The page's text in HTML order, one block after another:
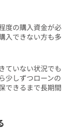
度の購入資金が必
入できない方も多
ていない状況でも
少しずつローンの
できるまで長期間